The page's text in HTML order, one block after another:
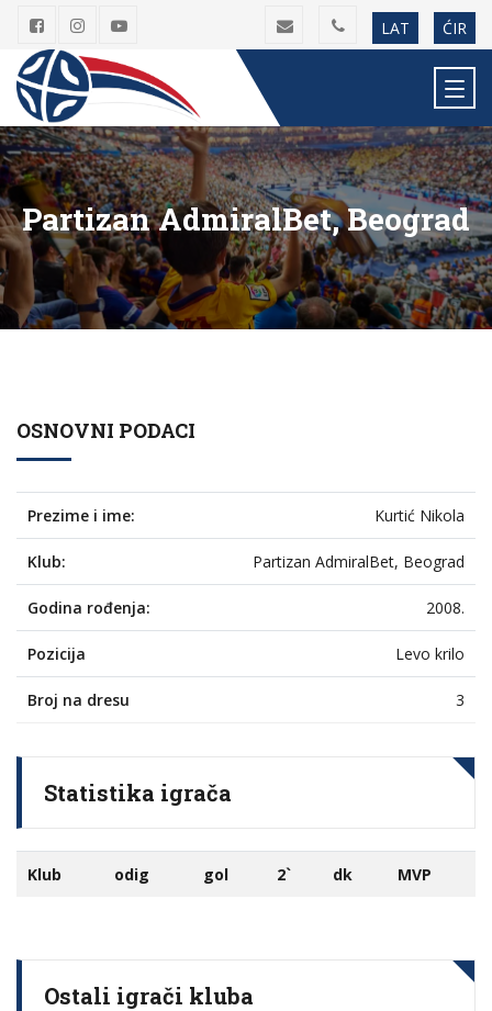
LAT ĆIR
Partizan AdmiralBet, Beograd
OSNOVNI PODACI
Prezime i ime: Kurtić Nikola
Klub: Partizan AdmiralBet, Beograd
Godina rođenja: 2008.
Pozicija Levo krilo
Broj na dresu 3
Statistika igrača
Klub odig gol 2` dk MVP
Ostali igrači kluba